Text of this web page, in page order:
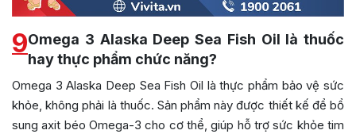
9Omega 3 Alaska Deep Sea Fish Oil là thuốc
hay thực phẩm chức năng?
Omega 3 Alaska Deep Sea Fish Oil là thực phẩm bảo vệ sức
khỏe, không phải là thuốc. Sản phẩm này được thiết kế để bổ
sung axit béo Omega-3 cho cơ thể, giúp hỗ trợ sức khỏe tim